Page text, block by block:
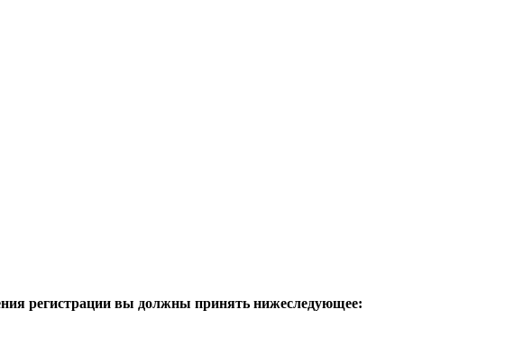
регистрации вы должны принять нижеследующее: